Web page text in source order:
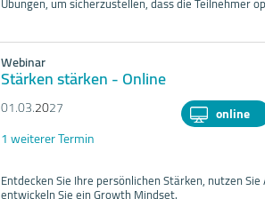
Webinar
Stärken stärken - Online
01.03.2027 online
1 weiterer Termin
Entdecken Sie Ihre persönlichen Stärken, nutzen
entwickeln Sie ein Growth Mindset.